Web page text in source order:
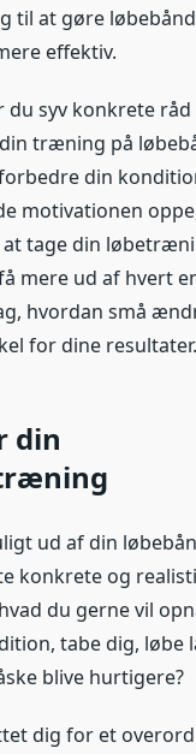
til at gøre
effektiv.
du syv konkrete
træning på
din
motivationen
tage din
mere ud af hvert
hvordan små
for dine resultater.
din
ud af din
konkrete og
du gerne vil
tabe dig, løbe
blive hurtigere?
dig for et